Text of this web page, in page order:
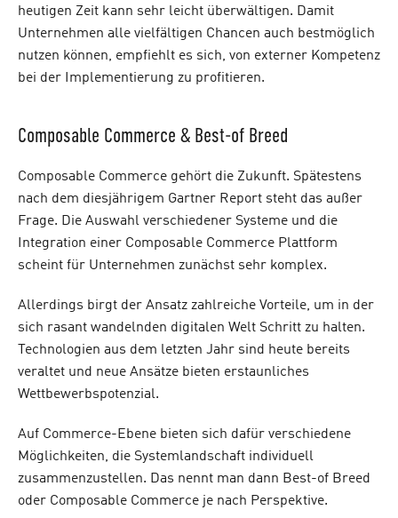
heutigen Zeit kann sehr leicht überwältigen. Damit
Unternehmen alle vielfältigen Chancen auch bestmöglich
nutzen können, empfiehlt es sich, von externer Kompetenz
bei der Implementierung zu profitieren.
Composable Commerce & Best-of Breed
Composable Commerce gehört die Zukunft. Spätestens
nach dem diesjährigem Gartner Report steht das außer
Frage. Die Auswahl verschiedener Systeme und die
Integration einer Composable Commerce Plattform
scheint für Unternehmen zunächst sehr komplex.
Allerdings birgt der Ansatz zahlreiche Vorteile, um in der
sich rasant wandelnden digitalen Welt Schritt zu halten.
Technologien aus dem letzten Jahr sind heute bereits
veraltet und neue Ansätze bieten erstaunliches
Wettbewerbspotenzial.
Auf Commerce-Ebene bieten sich dafür verschiedene
Möglichkeiten, die Systemlandschaft individuell
zusammenzustellen. Das nennt man dann Best-of Breed
oder Composable Commerce je nach Perspektive.